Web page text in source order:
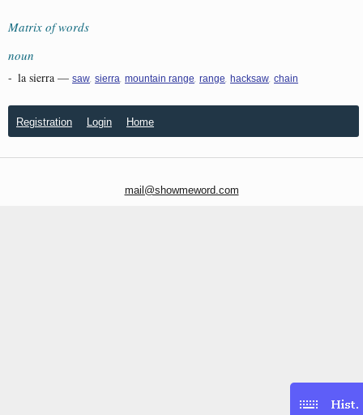
Matrix of words
noun
- la sierra — saw sierra mountain range range hacksaw chain
Registration Login Home
mail@showmeword.com